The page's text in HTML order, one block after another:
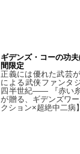
ギデンズ・コーの功
間限定
正義には優れた武芸
による武侠ファンタ
四半世紀―― 『赤い
が贈る、ギデンズワ
クション×超絶中二病